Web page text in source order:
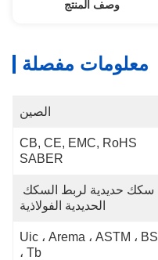
وصف المنتج
معلومات مفصلة
الصين
CB, CE, EMC, RoHS
SABER
الحديدية الفولاذية
Uic ، Arema ، ASTM ، BS
، Tb